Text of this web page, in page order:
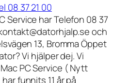
08 37 21 00
Service har Telefon 08 37
och
13, Bromma Öppet
Vi hjälper dej. Vi
PC Service ( Nytt
funnits 11 år på